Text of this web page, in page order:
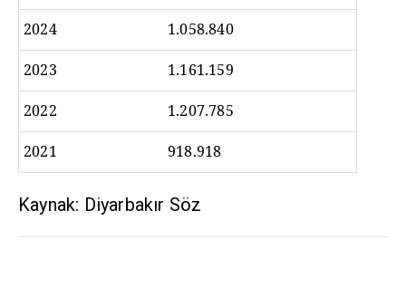
2024 1.058.840
2023 1.161.159
2022 1.207.785
2021 918.918
Kaynak: Diyarbakır Söz